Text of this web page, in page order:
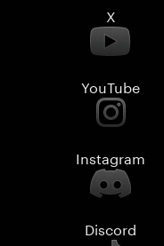
X
YouTube
Instagram
Discord